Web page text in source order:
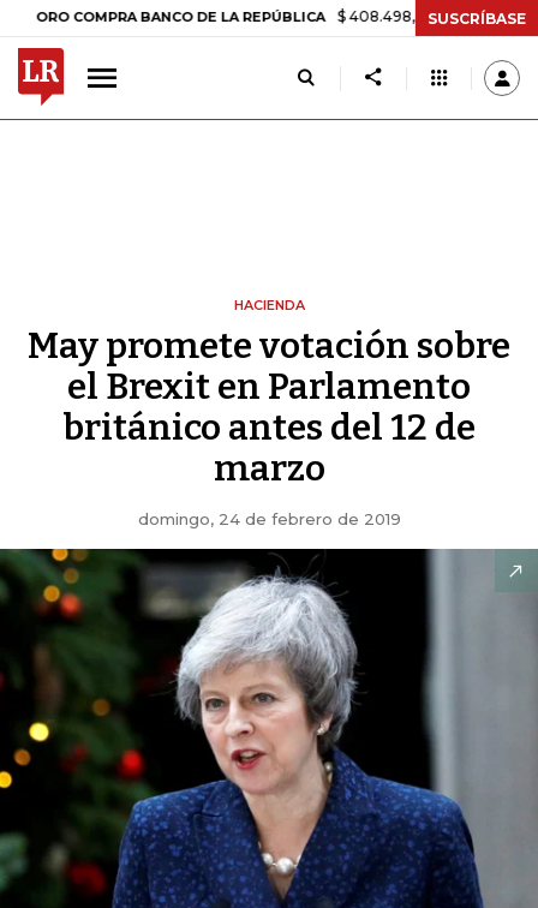
BANCO DE LA REPÚBLICA $ 408.498,97 +$ 8.753,81 +2,19%
SUSCRÍBASE
HACIENDA
May promete votación sobre
el Brexit en Parlamento
británico antes del 12 de
marzo
domingo, 24 de febrero de 2019